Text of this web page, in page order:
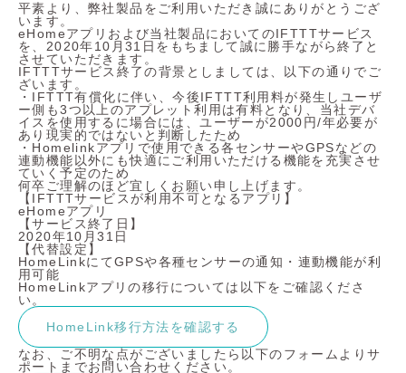
平素より、弊社製品をご利用いただき誠にありがとうござ
います。
eHomeアプリおよび当社製品においてのIFTTTサービス
を、2020年10月31日をもちまして誠に勝手ながら終了と
させていただきます。
IFTTTサービス終了の背景としましては、以下の通りでご
ざいます。
・IFTTT有償化に伴い、今後IFTTT利用料が発生しユーザ
ー側も3つ以上のアプレット利用は有料となり、当社デバ
イスを使用するに場合には、ユーザーが2000円/年必要が
あり現実的ではないと判断したため
・Homelinkアプリで使用できる各センサーやGPSなどの
連動機能以外にも快適にご利用いただける機能を充実させ
ていく予定のため
何卒ご理解のほど宜しくお願い申し上げます。
【IFTTTサービスが利用不可となるアプリ】
eHomeアプリ
【サービス終了日】
2020年10月31日
【代替設定】
HomeLinkにてGPSや各種センサーの通知・連動機能が利
用可能
HomeLinkアプリの移行については以下をご確認くださ
い。
HomeLink移行方法を確認する
なお、ご不明な点がございましたら以下のフォームよりサ
ポートまでお問い合わせください。